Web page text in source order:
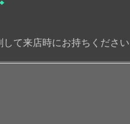
て来店時にお持ちください